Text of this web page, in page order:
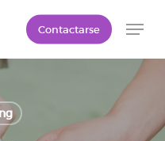
Contactarse
Menu